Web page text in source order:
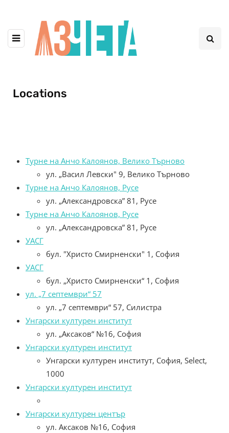
Locations
Турне на Анчо Калоянов, Велико Търново
ул. „Васил Левски" 9, Велико Търново
Турне на Анчо Калоянов, Русе
ул. „Александровска” 81, Русе
Турне на Анчо Калоянов, Русе
ул. „Александровска” 81, Русе
УАСГ
бул. "Христо Смирненски" 1, София
УАСГ
бул. „Христо Смирненски“ 1, София
ул. „7 септември“ 57
ул. „7 септември“ 57, Силистра
Унгарски културен институт
ул. „Аксаков“ №16, София
Унгарски културен институт
Унгарски културен институт, София, Select,
1000
Унгарски културен институт
Унгарски културен център
ул. Аксаков №16, София